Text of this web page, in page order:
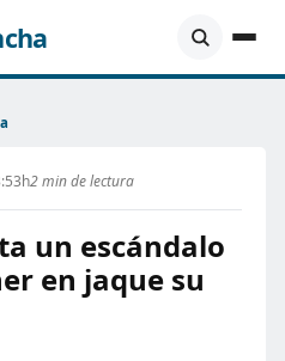
2 min de lectura
un escándalo
en jaque su